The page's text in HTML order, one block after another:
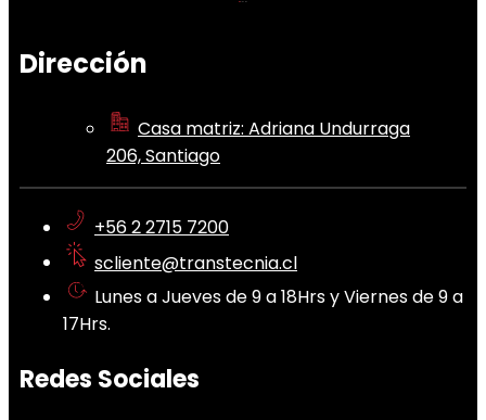
Dirección
Casa matriz: Adriana Undurraga
206, Santiago
+56 2 2715 7200
scliente@transtecnia.cl
Lunes a Jueves de 9 a 18Hrs y Viernes de 9 a
17Hrs.
Redes Sociales